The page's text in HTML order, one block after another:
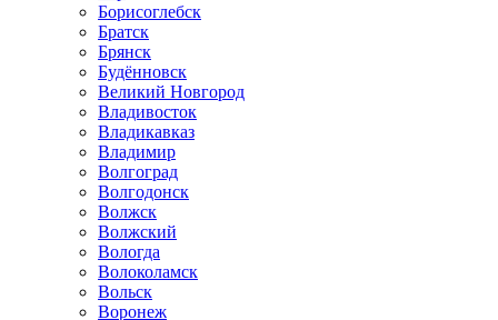
Борисоглебск
Братск
Брянск
Будённовск
Великий Новгород
Владивосток
Владикавказ
Владимир
Волгоград
Волгодонск
Волжск
Волжский
Вологда
Волоколамск
Вольск
Воронеж